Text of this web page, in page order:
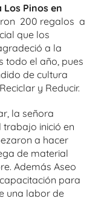
Pinos en
200 regalos a
que los
a la
todo el año, pues
de cultura
y Reducir.
la señora
trabajo inició en
a hacer
de material
Además Aseo
para
una labor de